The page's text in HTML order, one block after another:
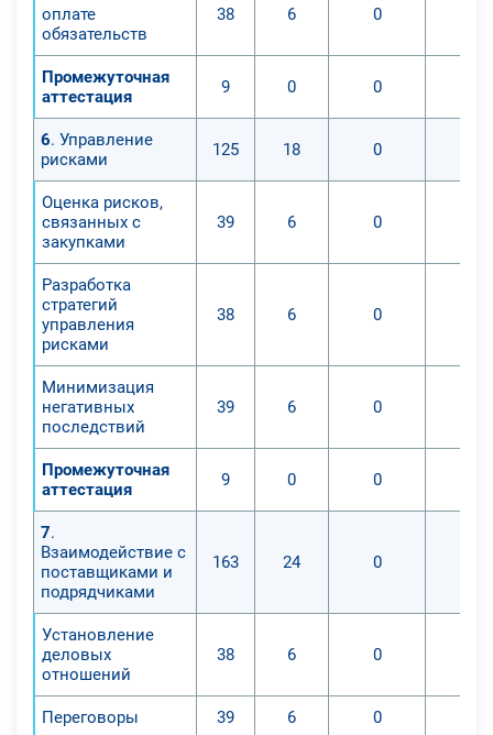
оплате
обязательств
38 6 0
Промежуточная
аттестация
9 0 0
6. Управление
рисками
125 18 0
Оценка рисков,
связанных с
закупками
39 6 0
Разработка
стратегий
управления
рисками
38 6 0
Минимизация
негативных
последствий
39 6 0
Промежуточная
аттестация
9 0 0
7.
Взаимодействие с
поставщиками и
подрядчиками
163 24 0
Установление
деловых
отношений
38 6 0
Переговоры 39 6 0